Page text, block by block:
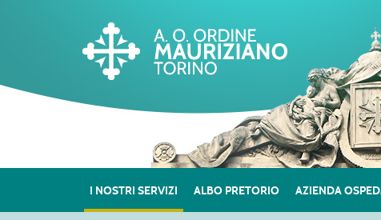
I NOSTRI SERVIZI ALBO PRETORIO AZIENDA